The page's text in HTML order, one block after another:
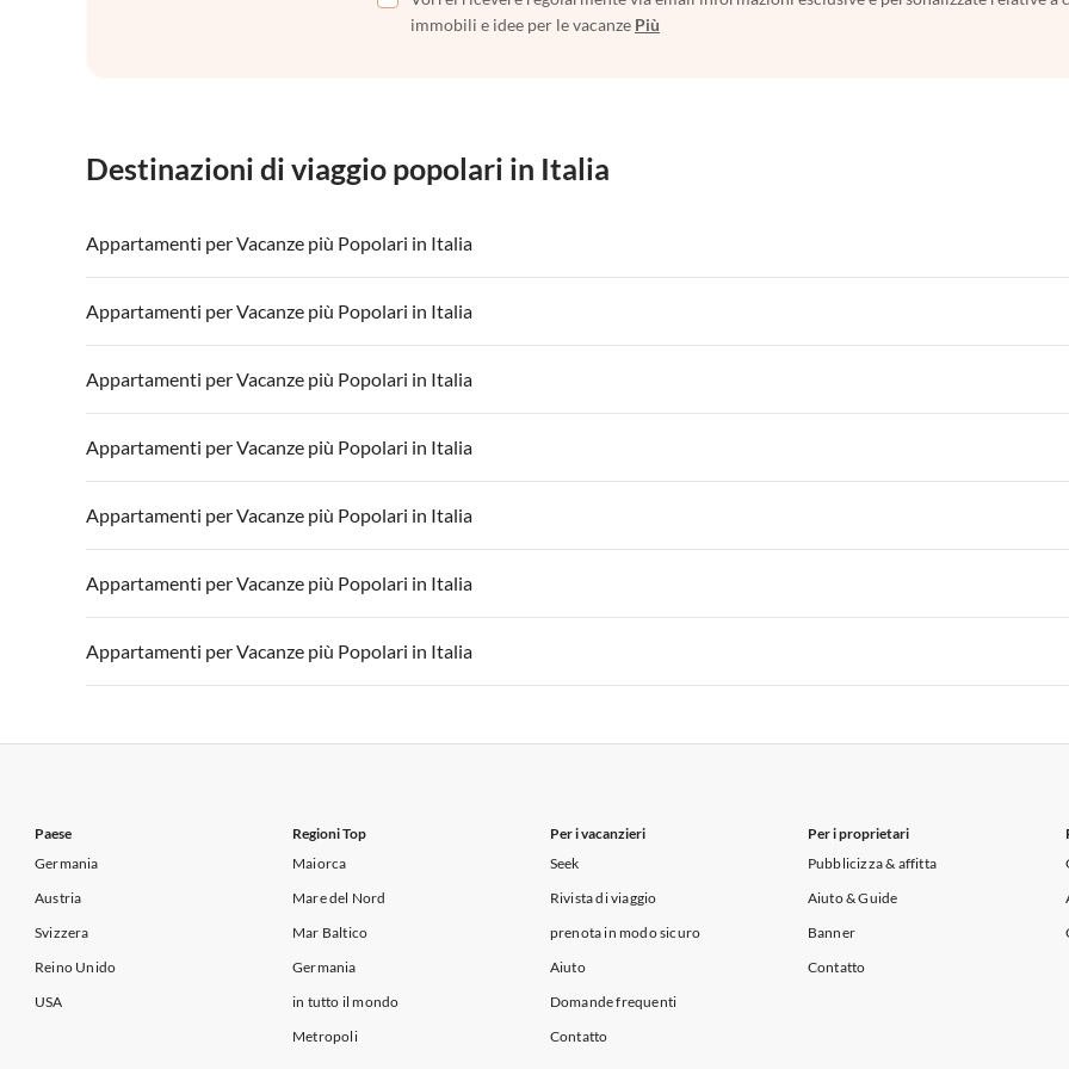
immobili e idee per le vacanze Più
Destinazioni di viaggio popolari in Italia
Appartamenti per Vacanze più Popolari in Italia
Appartamenti per Vacanze in Italia Appartamenti per Vacanze in Liguria
Appartamenti per Vacanze in Lago di Garda Appartamenti per Vacanze in Lago di Como
Appartamenti per Vacanze più Popolari in Italia
Appartamenti per Vacanze in Italia Appartamenti per Vacanze in Liguria
Appartamenti per Vacanze in Lago di Garda Appartamenti per Vacanze in Lago di Como
Appartamenti per Vacanze più Popolari in Italia
Appartamenti per Vacanze in Italia Appartamenti per Vacanze in Liguria
Appartamenti per Vacanze in Lago di Garda Appartamenti per Vacanze in Lago di Como
Appartamenti per Vacanze più Popolari in Italia
Appartamenti per Vacanze in Italia Appartamenti per Vacanze in Liguria
Appartamenti per Vacanze in Lago di Garda Appartamenti per Vacanze in Lago di Como
Appartamenti per Vacanze più Popolari in Italia
Appartamenti per Vacanze in Italia Appartamenti per Vacanze in Liguria
Appartamenti per Vacanze in Lago di Garda Appartamenti per Vacanze in Lago di Como
Appartamenti per Vacanze più Popolari in Italia
Appartamenti per Vacanze in Italia Appartamenti per Vacanze in Liguria
Appartamenti per Vacanze in Lago di Garda Appartamenti per Vacanze in Lago di Como
Appartamenti per Vacanze più Popolari in Italia
Paese
Germania
Austria
Svizzera
Reino Unido
USA
Regioni Top
Maiorca
Mare del Nord
Mar Baltico
Germania
in tutto il mondo
Metropoli
Per i vacanzieri
Seek
Rivista di viaggio
prenota in modo sicuro
Aiuto
Domande frequenti
Contatto
Per i proprietari
Pubblicizza & affitta
Aiuto & Guide
Banner
Contatto